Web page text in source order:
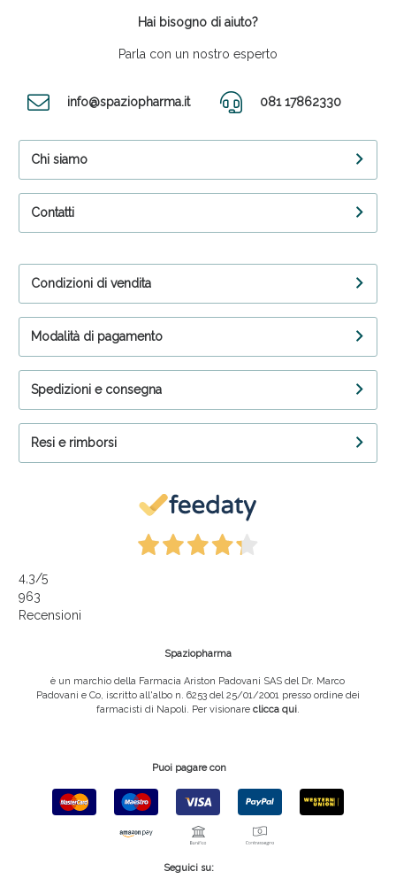
Hai bisogno di aiuto?
Parla con un nostro esperto
info@spaziopharma.it 081 17862330
Chi siamo
Contatti
Condizioni di vendita
Modalità di pagamento
Spedizioni e consegna
Resi e rimborsi
4,3/5
963
Recensioni
Spaziopharma
è un marchio della Farmacia Ariston Padovani SAS del Dr. Marco
Padovani e Co, iscritto all'albo n. 6253 del 25/01/2001 presso ordine dei
farmacisti di Napoli. Per visionare clicca qui.
Puoi pagare con
Seguici su: